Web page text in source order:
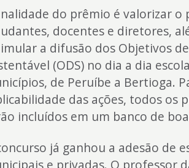
do prêmio é valorizar o
docentes e diretores,
a difusão dos Objetivos
(ODS) no dia a dia
de Peruíbe a Bertioga.
das ações, todos os
incluídos em um banco de
já ganhou a adesão de
e privadas. O professor